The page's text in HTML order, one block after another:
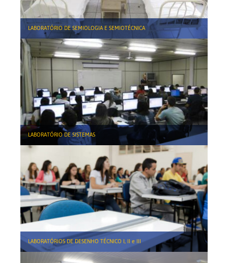
LABORATÓRIO DE SEMIOLOGIA E SEMIOTÉCNICA
LABORATÓRIO DE SISTEMAS
LABORATÓRIOS DE DESENHO TÉCNICO I, II e III